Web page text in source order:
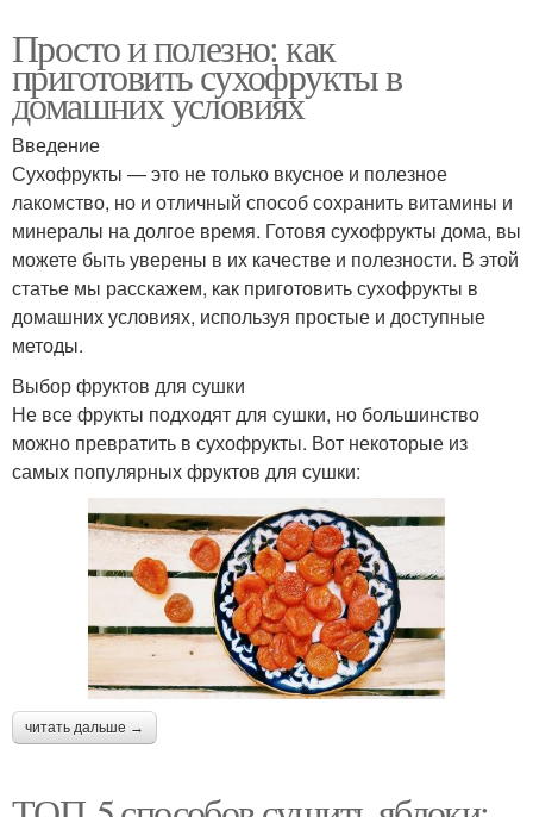
Просто и полезно: как
приготовить сухофрукты в
домашних условиях
Введение
Сухофрукты — это не только вкусное и полезное
лакомство, но и отличный способ сохранить витамины и
минералы на долгое время. Готовя сухофрукты дома, вы
можете быть уверены в их качестве и полезности. В этой
статье мы расскажем, как приготовить сухофрукты в
домашних условиях, используя простые и доступные
методы.
Выбор фруктов для сушки
Не все фрукты подходят для сушки, но большинство
можно превратить в сухофрукты. Вот некоторые из
самых популярных фруктов для сушки:
читать дальше →